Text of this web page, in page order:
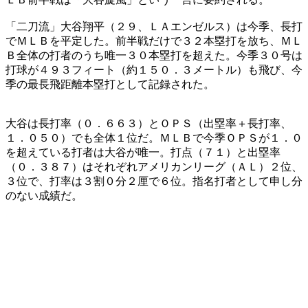
「二刀流」大谷翔平（２９、ＬＡエンゼルス）は今季、長打
でＭＬＢを平定した。前半戦だけで３２本塁打を放ち、ＭＬ
Ｂ全体の打者のうち唯一３０本塁打を超えた。今季３０号は
打球が４９３フィート（約１５０．３メートル）も飛び、今
季の最長飛距離本塁打として記録された。
大谷は長打率（０．６６３）とＯＰＳ（出塁率＋長打率、
１．０５０）でも全体１位だ。ＭＬＢで今季ＯＰＳが１．０
を超えている打者は大谷が唯一。打点（７１）と出塁率
（０．３８７）はそれぞれアメリカンリーグ（ＡＬ）２位、
３位で、打率は３割０分２厘で６位。指名打者として申し分
のない成績だ。